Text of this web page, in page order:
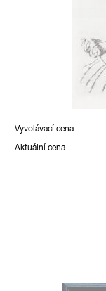
Vyvolávací cena
Aktuální cena